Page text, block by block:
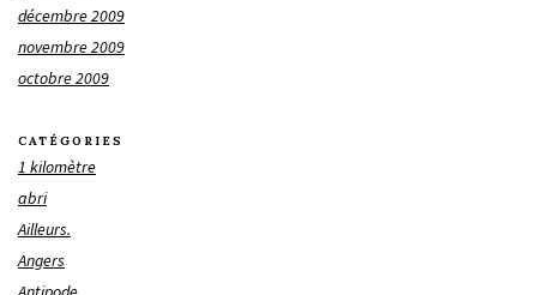
décembre 2009
novembre 2009
octobre 2009
CATÉGORIES
1 kilomètre
abri
Ailleurs.
Angers